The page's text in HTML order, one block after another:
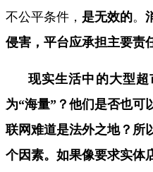
不公平条件， 是无效的。
侵害，平台应承担主要责
现实生活中的大型超
为“海量” ？他们是否也可
联网难道是法外之地？所
个因素。如果像要求实体